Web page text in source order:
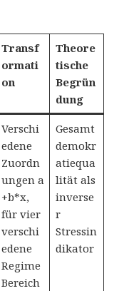
Transf
ormati
on
Theore
tische
Begrün
dung
Verschi
edene
Zuordn
ungen a
+b*x,
für vier
verschi
edene
Regime
Bereich
Gesamt
demokr
atiequa
lität als
inverse
r
Stressin
dikator